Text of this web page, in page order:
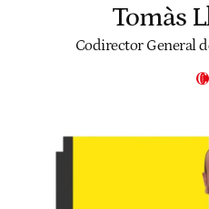
Tomàs
Codirector General